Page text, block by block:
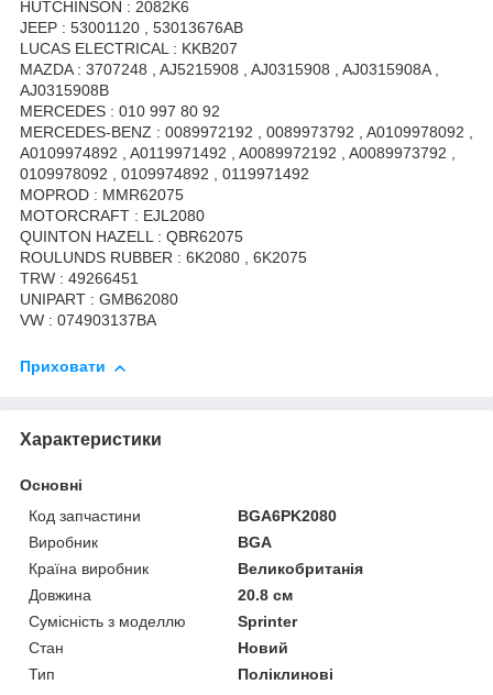
HUTCHINSON : 2082K6
JEEP : 53001120 , 53013676AB
LUCAS ELECTRICAL : KKB207
MAZDA : 3707248 , AJ5215908 , AJ0315908 , AJ0315908A ,
AJ0315908B
MERCEDES : 010 997 80 92
MERCEDES-BENZ : 0089972192 , 0089973792 , A0109978092 ,
A0109974892 , A0119971492 , A0089972192 , A0089973792 ,
0109978092 , 0109974892 , 0119971492
MOPROD : MMR62075
MOTORCRAFT : EJL2080
QUINTON HAZELL : QBR62075
ROULUNDS RUBBER : 6K2080 , 6K2075
TRW : 49266451
UNIPART : GMB62080
VW : 074903137BA
Приховати
Характеристики
Основні
Код запчастини
BGA6PK2080
Виробник
BGA
Країна виробник
Великобританія
Довжина
20.8 см
Сумісність з моделлю
Sprinter
Стан
Новий
Тип
Поліклинові